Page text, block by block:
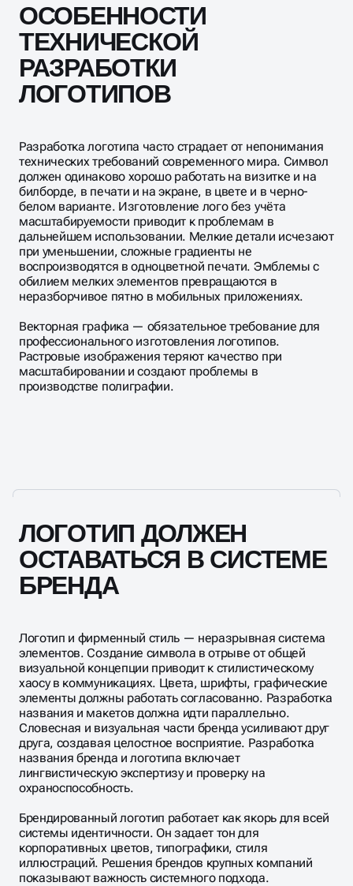
ОСОБЕННОСТИ
ТЕХНИЧЕСКОЙ
РАЗРАБОТКИ
ЛОГОТИПОВ
Разработка логотипа часто страдает от непонимания
технических требований современного мира. Символ
должен одинаково хорошо работать на визитке и на
билборде, в печати и на экране, в цвете и в черно-
белом варианте. Изготовление лого без учёта
масштабируемости приводит к проблемам в
дальнейшем использовании. Мелкие детали исчезают
при уменьшении, сложные градиенты не
воспроизводятся в одноцветной печати. Эмблемы с
обилием мелких элементов превращаются в
неразборчивое пятно в мобильных приложениях.
Векторная графика — обязательное требование для
профессионального изготовления логотипов.
Растровые изображения теряют качество при
масштабировании и создают проблемы в
производстве полиграфии.
ЛОГОТИП ДОЛЖЕН
ОСТАВАТЬСЯ В СИСТЕМЕ
БРЕНДА
Логотип и фирменный стиль — неразрывная система
элементов. Создание символа в отрыве от общей
визуальной концепции приводит к стилистическому
хаосу в коммуникациях. Цвета, шрифты, графические
элементы должны работать согласованно. Разработка
названия и макетов должна идти параллельно.
Словесная и визуальная части бренда усиливают друг
друга, создавая целостное восприятие. Разработка
названия бренда и логотипа включает
лингвистическую экспертизу и проверку на
охраноспособность.
Брендированный логотип работает как якорь для всей
системы идентичности. Он задает тон для
корпоративных цветов, типографики, стиля
иллюстраций. Решения брендов крупных компаний
показывают важность системного подхода.